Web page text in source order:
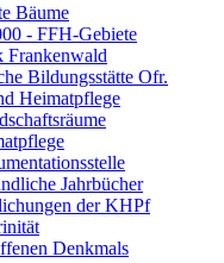
Bäume
- FFH-Gebiete
Frankenwald
Bildungsstätte Ofr.
Heimatpflege
Jahrbücher
der KHPf
Denkmals